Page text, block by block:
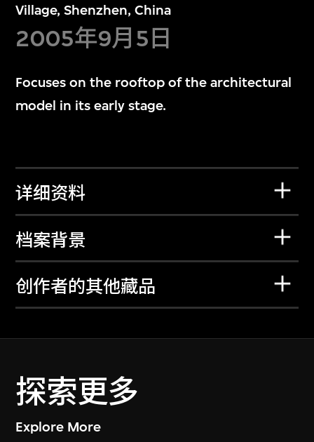
Village, Shenzhen, China
2005年9月5日
Focuses on the rooftop of the architectural
model in its early stage.
详细资料
档案背景
创作者的其他藏品
探索更多
Explore More